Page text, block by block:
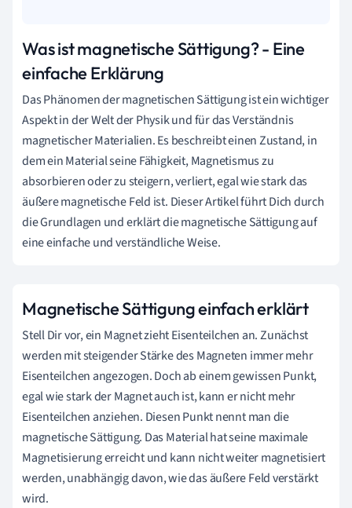
Was ist magnetische Sättigung? - Eine
einfache Erklärung
Das Phänomen der magnetischen Sättigung ist ein wichtiger
Aspekt in der Welt der Physik und für das Verständnis
magnetischer Materialien. Es beschreibt einen Zustand, in
dem ein Material seine Fähigkeit, Magnetismus zu
absorbieren oder zu steigern, verliert, egal wie stark das
äußere magnetische Feld ist. Dieser Artikel führt Dich durch
die Grundlagen und erklärt die magnetische Sättigung auf
eine einfache und verständliche Weise.
Magnetische Sättigung einfach erklärt
Stell Dir vor, ein Magnet zieht Eisenteilchen an. Zunächst
werden mit steigender Stärke des Magneten immer mehr
Eisenteilchen angezogen. Doch ab einem gewissen Punkt,
egal wie stark der Magnet auch ist, kann er nicht mehr
Eisenteilchen anziehen. Diesen Punkt nennt man die
magnetische Sättigung. Das Material hat seine maximale
Magnetisierung erreicht und kann nicht weiter magnetisiert
werden, unabhängig davon, wie das äußere Feld verstärkt
wird.